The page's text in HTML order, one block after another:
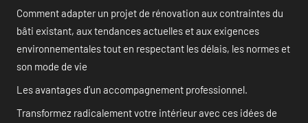
Comment adapter un projet de rénovation aux contraintes du
bâti existant, aux tendances actuelles et aux exigences
environnementales tout en respectant les délais, les normes et
son mode de vie
Les avantages d’un accompagnement professionnel.
Transformez radicalement votre intérieur avec ces idées de